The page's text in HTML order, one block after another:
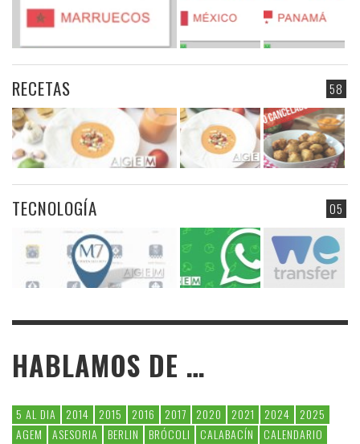
58
RECETAS
05
TECNOLOGÍA
HABLAMOS DE …
5 AL DIA 2014 2015 2016 2017 2020 2021 2024
2025
AGEM
ASESORIA BERLIN BRÓCOLI CALABACÍN
CALENDARIO